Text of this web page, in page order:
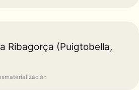
Ribagorça (Puigtobella,